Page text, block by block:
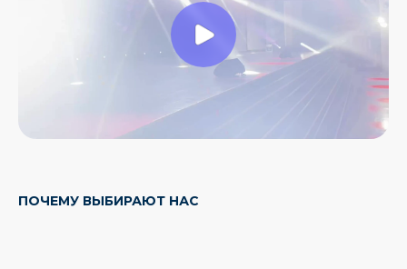
ПОЧЕМУ ВЫБИРАЮТ НАС
Свяжемся с Вами, обсудим задачи,
найдем оптимальное решение
и запланируем работы.
Ответим на вопросы и расскажем
подробнее о наших услугах.
Разместить заказ
Будем на связи!